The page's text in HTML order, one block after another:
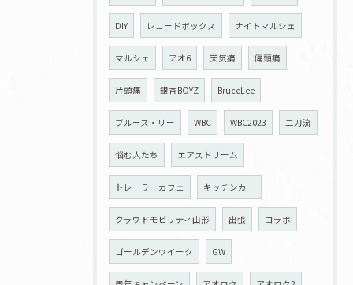
DIY レコードボックス ナイトマルシェ
マルシェ アオ6 天気痛 偏頭痛
片頭痛 銀杏BOYZ BruceLee
ブルース・リー WBC WBC2023 二刀流
悩む人たち エアストリーム
トレーラーカフェ キッチンカー
クラウドモビリティ山形 出張 コラボ
ゴールデンウイーク GW